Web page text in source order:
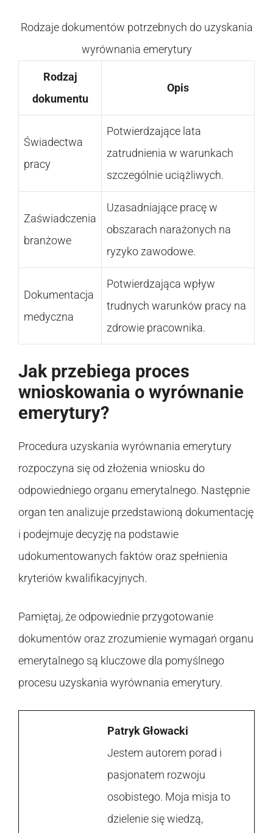
Rodzaje dokumentów potrzebnych do uzyskania
wyrównania emerytury
Rodzaj
dokumentu
Opis
Świadectwa
pracy
Potwierdzające lata
zatrudnienia w warunkach
szczególnie uciążliwych.
Zaświadczenia
branżowe
Uzasadniające pracę w
obszarach narażonych na
ryzyko zawodowe.
Dokumentacja
medyczna
Potwierdzająca wpływ
trudnych warunków pracy na
zdrowie pracownika.
Jak przebiega proces
wnioskowania o wyrównanie
emerytury?
Procedura uzyskania wyrównania emerytury
rozpoczyna się od złożenia wniosku do
odpowiedniego organu emerytalnego. Następnie
organ ten analizuje przedstawioną dokumentację
i podejmuje decyzję na podstawie
udokumentowanych faktów oraz spełnienia
kryteriów kwalifikacyjnych.
Pamiętaj, że odpowiednie przygotowanie
dokumentów oraz zrozumienie wymagań organu
emerytalnego są kluczowe dla pomyślnego
procesu uzyskania wyrównania emerytury.
Patryk Głowacki
Jestem autorem porad i
pasjonatem rozwoju
osobistego. Moja misja to
dzielenie się wiedzą,